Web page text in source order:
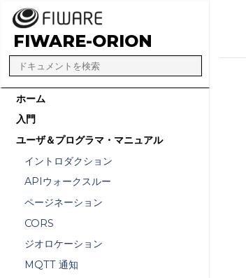
FIWARE-ORION
ホーム
入門
ユーザ＆プログラマ・マニュアル
イントロダクション
APIウォークスルー
ページネーション
CORS
ジオロケーション
MQTT 通知